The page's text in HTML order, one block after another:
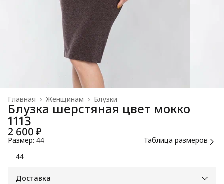
Блузки
Женщинам ›
Главная ›
Блузка шерстяная цвет мокко
1113
2 600 ₽
Размер: 44
Таблица размеров
44
Доставка